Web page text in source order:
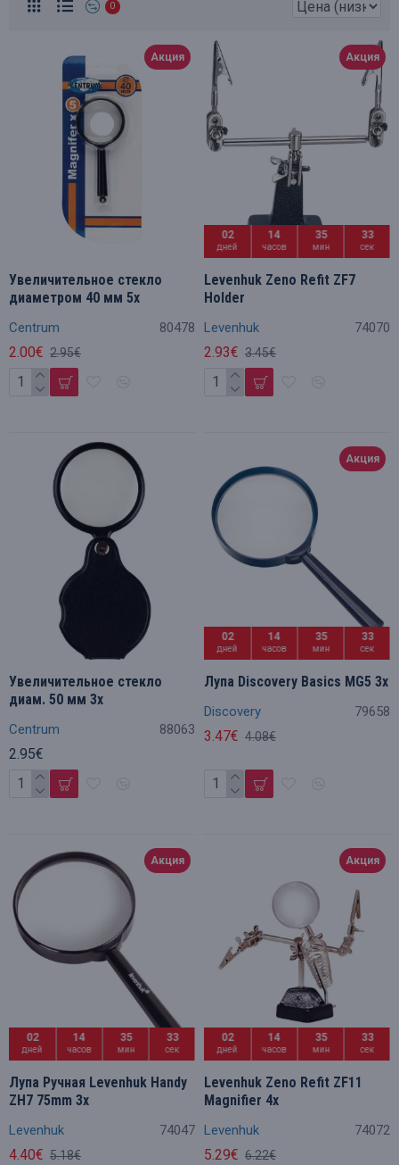
0
Акция
Centrum 80478
Увеличительное стекло
диаметром 40 мм 5x
2.00€ 2.95€
Акция
02
дней
14
часов
35
мин
32
сек
Levenhuk 74070
Levenhuk Zeno Refit ZF7
Holder
2.93€ 3.45€
Centrum 88063
Увеличительное стекло
диам. 50 мм 3x
2.95€
Акция
02
дней
14
часов
35
мин
32
сек
Discovery 79658
Лупа Discovery Basics MG5 3x
3.47€ 4.08€
Акция
02
дней
14
часов
35
мин
32
сек
Levenhuk 74047
Лупа Pучная Levenhuk Handy
ZH7 75mm 3x
4.40€ 5.18€
Акция
02
дней
14
часов
35
мин
32
сек
Levenhuk 74072
Levenhuk Zeno Refit ZF11
Magnifier 4x
5.29€ 6.22€